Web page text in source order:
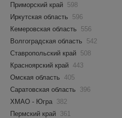
Приморский край 598
Иркутская область
596
Кемеровская область
556
Волгоградская область
542
Ставропольский край 508
Красноярский край 443
Омская область 405
Саратовская область
396
ХМАО - Югра 382
Пермский край 361